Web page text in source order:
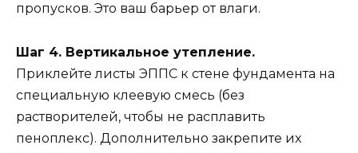
пропусков. Это ваш барьер от влаги.
Шаг 4. Вертикальное утепление.
Приклейте листы ЭППС к стене фундамента на
специальную клеевую смесь (без
растворителей, чтобы не расплавить
пеноплекс). Дополнительно закрепите их